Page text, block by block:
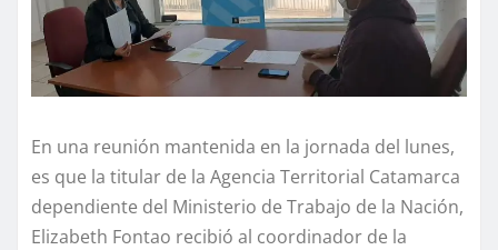
En una reunión mantenida en la jornada del lunes,
es que la titular de la Agencia Territorial Catamarca
dependiente del Ministerio de Trabajo de la Nación,
Elizabeth Fontao recibió al coordinador de la